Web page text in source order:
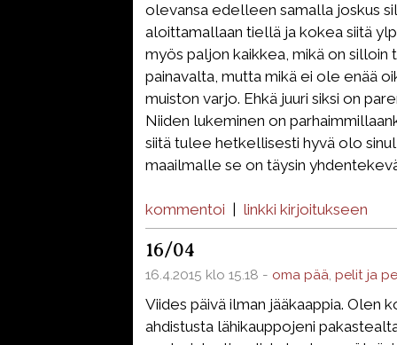
olevansa edelleen samalla joskus
aloittamallaan tiellä ja kokea siitä
myös paljon kaikkea, mikä on silloin
painavalta, mutta mikä ei ole enää
muiston varjo. Ehkä juuri siksi on
Niiden lukeminen on
siitä tulee hetkellisesti hyvä olo
maailmalle se on täysin
kommentoi linkki kirjoitukseen
16/04
16.4.2015 klo 15.18 - oma pää, pelit ja
Viides päivä ilman jääkaappia. Olen
ahdistusta lähikauppojeni